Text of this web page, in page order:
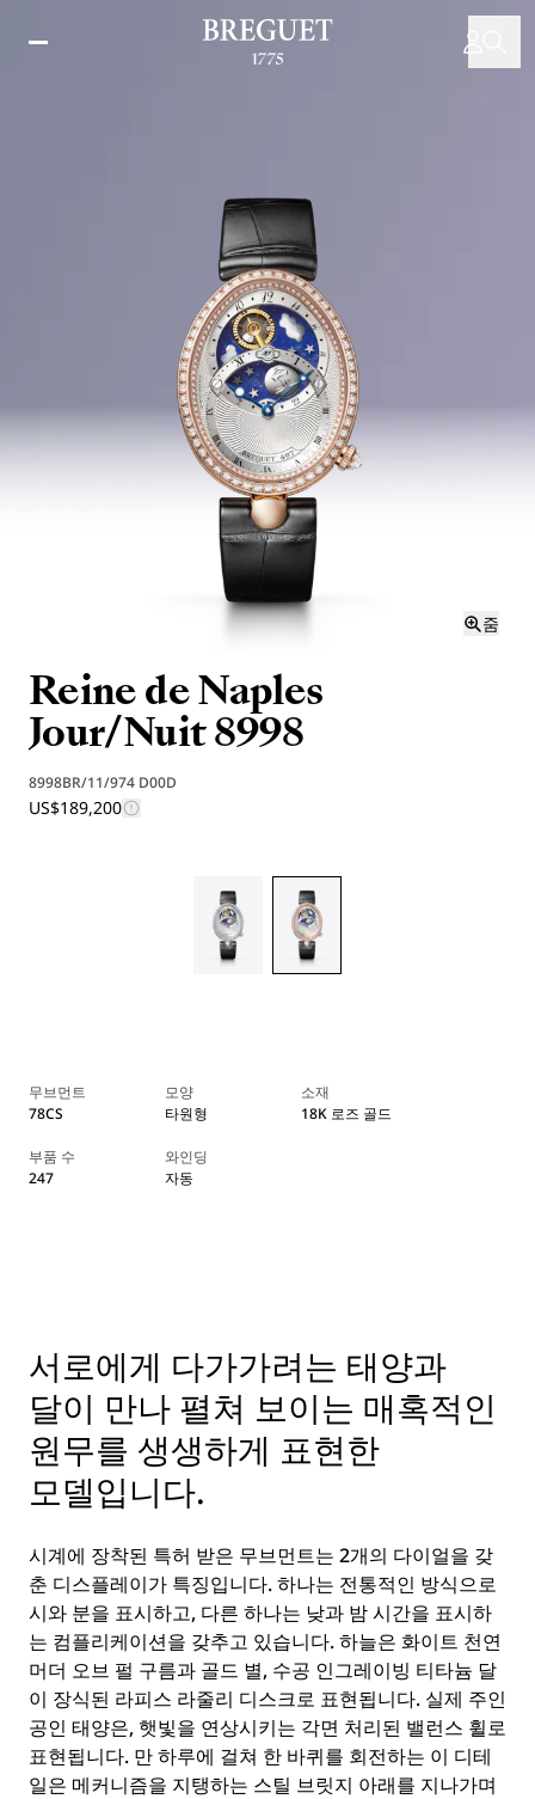
줌
Reine de Naples
Jour/Nuit 8998
8998BR/11/974 D00D
US$189,200
무브먼트
78CS
모양
타원형
소재
18K 로즈 골드
부품 수
247
와인딩
자동
서로에게 다가가려는 태양과
달이 만나 펼쳐 보이는 매혹적인
원무를 생생하게 표현한
모델입니다.
시계에 장착된 특허 받은 무브먼트는 2개의 다이얼을 갖
춘 디스플레이가 특징입니다. 하나는 전통적인 방식으로
시와 분을 표시하고, 다른 하나는 낮과 밤 시간을 표시하
는 컴플리케이션을 갖추고 있습니다. 하늘은 화이트 천연
머더 오브 펄 구름과 골드 별, 수공 인그레이빙 티타늄 달
이 장식된 라피스 라줄리 디스크로 표현됩니다. 실제 주인
공인 태양은, 햇빛을 연상시키는 각면 처리된 밸런스 휠로
표현됩니다. 만 하루에 걸쳐 한 바퀴를 회전하는 이 디테
일은 메커니즘을 지탱하는 스틸 브릿지 아래를 지나가며